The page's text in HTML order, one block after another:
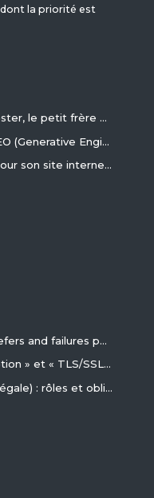
la priorité est
Faites-vous un avis sur MassiveHoster, le petit frère d’EasyHoster incontournable pour les petits budgets !
Top 10 des meilleures agences GEO (Generative Engine Optimization) de France en 2026
Framer vs Webflow : que choisir pour son site internet ?
Domain has exceeded the max defers and failures per hour (5/5 (100%)) allowed. Message discarded.
Erreur PrestaShop : « DBALException » et « TLS/SSL invalid directory » avec MariaDB 11.4+ en 2026+
Signalement (Abuse) ou plainte (Légale) : rôles et obligations des parties, conseils et procédures ?